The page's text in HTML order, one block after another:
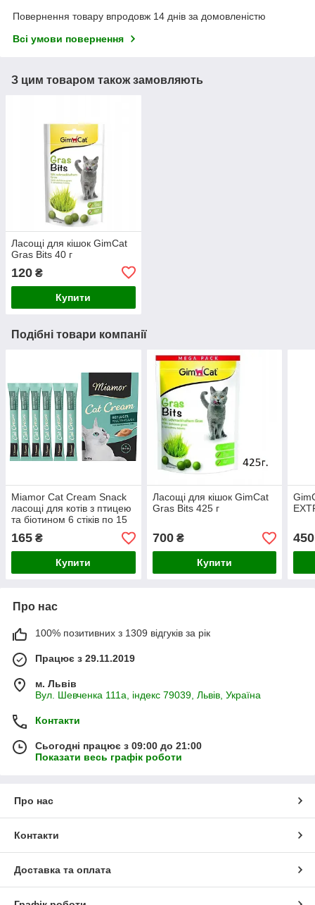
Повернення товару впродовж 14 днів за домовленістю
Всі умови повернення
З цим товаром також замовляють
Ласощі для кішок GimCat
Gras Bits 40 г
120 ₴
Купити
Подібні товари компанії
Miamor Cat Cream Snack
ласощі для котів з птицею
та біотином 6 стіків по 15
грам
165 ₴
Купити
Ласощі для кішок GimCat
Gras Bits 425 г
700₴
Купити
450
Про нас
100% позитивних з 1309 відгуків за рік
Працює з 29.11.2019
м. Львів
Вул. Шевченка 111а, індекс 79039, Львів, Україна
Контакти
Сьогодні працює з 09:00 до 21:00
Показати весь графік роботи
Про нас
Контакти
Доставка та оплата